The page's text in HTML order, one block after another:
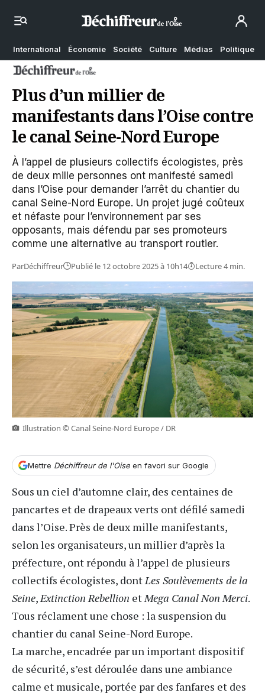
International Économie Société Culture Médias Politique
Plus d’un millier de
manifestants dans l’Oise contre
le canal Seine-Nord Europe
À l’appel de plusieurs collectifs écologistes, près
de deux mille personnes ont manifesté samedi
dans l’Oise pour demander l’arrêt du chantier du
canal Seine-Nord Europe. Un projet jugé coûteux
et néfaste pour l’environnement par ses
opposants, mais défendu par ses promoteurs
comme une alternative au transport routier.
ParDéchiffreur Publié le 12 octobre 2025 à 10h14 Lecture 4 min.
Illustration © Canal Seine-Nord Europe / DR
Mettre Déchiffreur de l'Oiseen favori sur Google
Sous un ciel d’automne clair, des centaines de
pancartes et de drapeaux verts ont défilé samedi
dans l’Oise. Près de deux mille manifestants,
selon les organisateurs, un millier d’après la
préfecture, ont répondu à l’appel de plusieurs
collectifs écologistes, dontLes Soulèvements de la
Seine,Extinction Rebellion etMega Canal Non Merci.
Tous réclament une chose : la suspension du
chantier du canal Seine-Nord Europe.
La marche, encadrée par un important dispositif
de sécurité, s’est déroulée dans une ambiance
calme et musicale, portée par des fanfares et des